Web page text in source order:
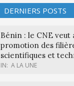
DERNIERS POSTS
Bénin : le CNE veut
promotion des
scientifiques et
IN: A LA UNE